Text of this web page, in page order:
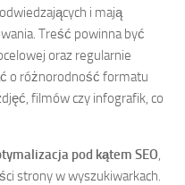
i mają
Treść powinna być
oraz regularnie
o różnorodność formatu
filmów czy infografik, co
pod kątem SEO,
strony w wyszukiwarkach.